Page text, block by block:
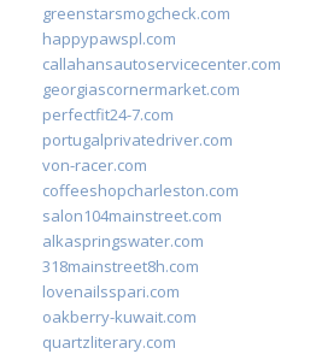
greenstarsmogcheck.com
happypawspl.com
callahansautoservicecenter.com
georgiascornermarket.com
perfectfit24-7.com
portugalprivatedriver.com
von-racer.com
coffeeshopcharleston.com
salon104mainstreet.com
alkaspringswater.com
318mainstreet8h.com
lovenailsspari.com
oakberry-kuwait.com
quartzliterary.com